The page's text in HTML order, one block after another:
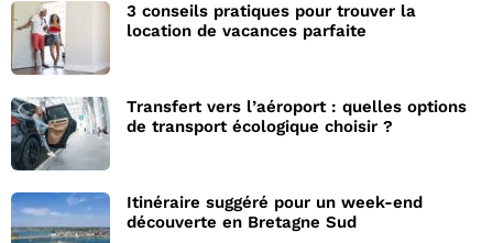
3 conseils pratiques pour trouver la
location de vacances parfaite
Transfert vers l’aéroport : quelles options
de transport écologique choisir ?
Itinéraire suggéré pour un week-end
découverte en Bretagne Sud